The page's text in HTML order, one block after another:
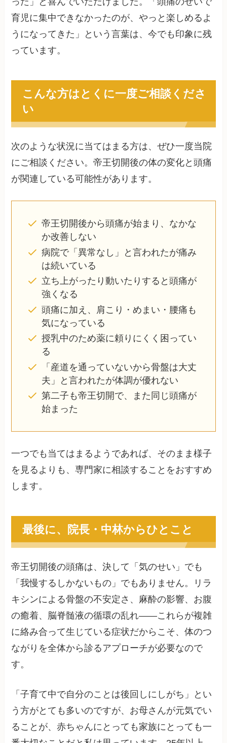
育児に集中できなかったのが、やっと楽しめるよ
うになってきた」という言葉は、今でも印象に残
っています。
こんな方はとくに一度ご相談くださ
い
次のような状況に当てはまる方は、ぜひ一度当院
にご相談ください。帝王切開後の体の変化と頭痛
が関連している可能性があります。
帝王切開後から頭痛が始まり、なかな
か改善しない
病院で「異常なし」と言われたが痛み
は続いている
立ち上がったり動いたりすると頭痛が
強くなる
頭痛に加え、肩こり・めまい・腰痛も
気になっている
授乳中のため薬に頼りにくく困ってい
る
「産道を通っていないから骨盤は大丈
夫」と言われたが体調が優れない
第二子も帝王切開で、また同じ頭痛が
始まった
一つでも当てはまるようであれば、そのまま様子
を見るよりも、専門家に相談することをおすすめ
します。
最後に、院長・中林からひとこと
帝王切開後の頭痛は、決して「気のせい」でも
「我慢するしかないもの」でもありません。リラ
キシンによる骨盤の不安定さ、麻酔の影響、お腹
の癒着、脳脊髄液の循環の乱れ——これらが複雑
に絡み合って生じている症状だからこそ、体のつ
ながりを全体から診るアプローチが必要なので
す。
「子育て中で自分のことは後回しにしがち」とい
う方がとても多いのですが、お母さんが元気でい
ることが、赤ちゃんにとっても家族にとっても一